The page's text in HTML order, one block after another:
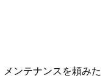
ンテナンスを頼みた